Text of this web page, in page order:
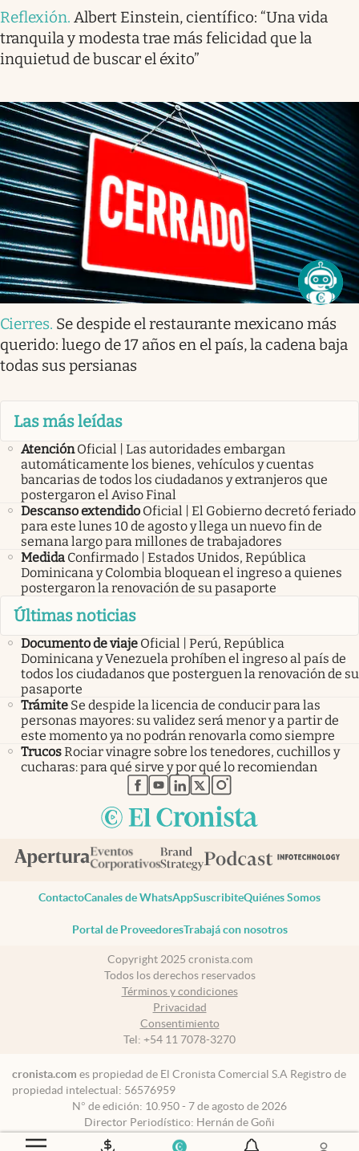
Reflexión. Albert Einstein, científico: “Una vida
tranquila y modesta trae más felicidad que la
inquietud de buscar el éxito”
Cierres. Se despide el restaurante mexicano más
querido: luego de 17 años en el país, la cadena baja
todas sus persianas
Las más leídas
Atención Oficial | Las autoridades embargan
automáticamente los bienes, vehículos y cuentas
bancarias de todos los ciudadanos y extranjeros que
postergaron el Aviso Final
Descanso extendido Oficial | El Gobierno decretó feriado
para este lunes 10 de agosto y llega un nuevo fin de
semana largo para millones de trabajadores
Medida Confirmado | Estados Unidos, República
Dominicana y Colombia bloquean el ingreso a quienes
postergaron la renovación de su pasaporte
Últimas noticias
Documento de viaje Oficial | Perú, República
Dominicana y Venezuela prohíben el ingreso al país de
todos los ciudadanos que posterguen la renovación de su
pasaporte
Trámite Se despide la licencia de conducir para las
personas mayores: su validez será menor y a partir de
este momento ya no podrán renovarla como siempre
TrucosRociar vinagre sobre los tenedores, cuchillos y
cucharas: para qué sirve y por qué lo recomiendan
abre en nueva pestaña
abre en nueva pestaña
abre en nueva pestaña
abre en nueva pestaña
abre en nueva pestaña
ContactoCanales de WhatsAppSuscribiteQuiénes Somos
Portal de ProveedoresTrabajá con nosotros
Copyright 2025 cronista.com
Todos los derechos reservados
Términos y condiciones
Privacidad
Consentimiento
Tel: +54 11 7078-3270
cronista.com es propiedad de El Cronista Comercial S.A Registro de
propiedad intelectual: 56576959
N° de edición: 10.950 - 7 de agosto de 2026
Director Periodístico: Hernán de Goñi